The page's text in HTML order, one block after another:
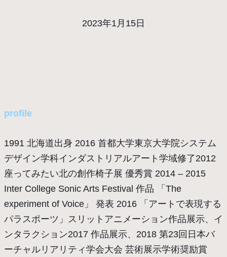
2023年1月15日
profile
1991 北海道出身 2016 首都大学東京大学院システム
デザイン学科インダストリアルアート学域修了2012
座ってみたい北の創作椅子展 優秀賞 2014 ‒ 2015
Inter College Sonic Arts Festival 作品 「The
experiment of Voice」 発表 2016 「アートで表現する
パラスポーツ」スリットアニメーション作品展示、イ
ンタラクション2017 作品展示、2018 第23回日本バ
ーチャルリアリティ学会大会 芸術展示学術奨励賞